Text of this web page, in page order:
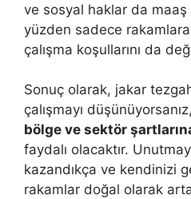
ve sosyal haklar da
yüzden sadece
çalışma koşullarını da
Sonuç olarak, jakar
çalışmayı düşünüyorsanız,
bölge ve sektör
faydalı olacaktır.
kazandıkça ve kendinizi
rakamlar doğal olarak